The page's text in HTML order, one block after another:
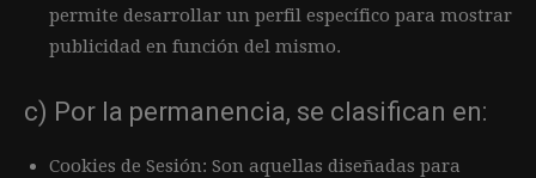
permite desarrollar un perfil específico para mostrar
publicidad en función del mismo.
c) Por la permanencia, se clasifican en:
Cookies de Sesión: Son aquellas diseñadas para